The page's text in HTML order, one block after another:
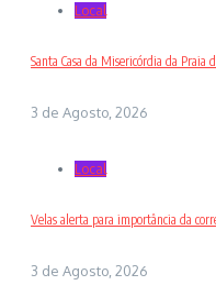
Local
Santa Casa da Misericórdia da Praia
3 de Agosto, 2026
Local
Velas alerta para importância da
3 de Agosto, 2026